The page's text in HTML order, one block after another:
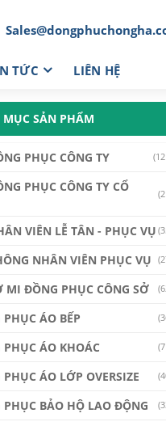
TỨC LIÊN HỆ
SẢN PHẨM
PHỤC CÔNG TY
PHỤC CÔNG TY CỔ
VIÊN LỄ TÂN - PHỤC VỤ
NHÂN VIÊN PHỤC VỤ
MI ĐỒNG PHỤC CÔNG SỞ
ÁO BẾP
ÁO KHOÁC
ÁO LỚP OVERSIZE
PHỤC BẢO HỘ LAO ĐỘNG